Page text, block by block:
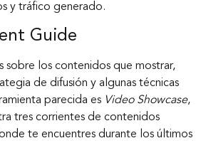
y tráfico generado.
Guide
sobre los contenidos que mostrar,
de difusión y algunas técnicas
parecida es Video Showcase,
tres corrientes de contenidos
te encuentres durante los últimos